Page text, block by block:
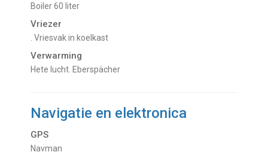
Boiler 60 liter
Vriezer
. Vriesvak in koelkast
Verwarming
hete lucht. Eberspächer
Navigatie en elektronica
GPS
Navman